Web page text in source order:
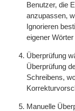
Benutzer, die
anzupassen,
Ignorieren
eigener
Überprüfung
Überprüfung
Schreibens,
Manuelle